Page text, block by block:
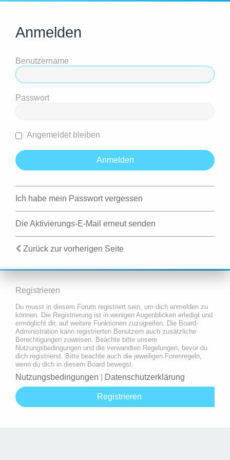
Anmelden
Benutzername
Passwort
Angemeldet bleiben
Ich habe mein Passwort vergessen
Die Aktivierungs-E-Mail erneut senden
Zurück zur vorherigen Seite
Registrieren
Du musst in diesem Forum registriert sein, um dich anmelden zu
können. Die Registrierung ist in wenigen Augenblicken erledigt und
ermöglicht dir, auf weitere Funktionen zuzugreifen. Die Board-
Administration kann registrierten Benutzern auch zusätzliche
Berechtigungen zuweisen. Beachte bitte unsere
Nutzungsbedingungen und die verwandten Regelungen, bevor du
dich registrierst. Bitte beachte auch die jeweiligen Forenregeln,
wenn du dich in diesem Board bewegst.
Nutzungsbedingungen Datenschutzerklärung
Registrieren